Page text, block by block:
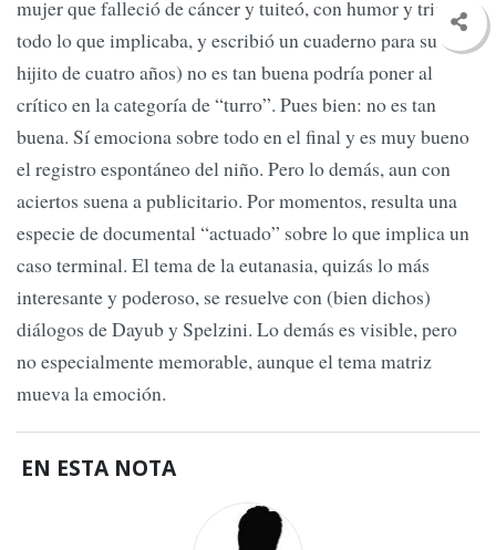
mujer que falleció de cáncer y tuiteó, con humor y tristeza,
todo lo que implicaba, y escribió un cuaderno para su
hijito de cuatro años) no es tan buena podría poner al
crítico en la categoría de “turro”. Pues bien: no es tan
buena. Sí emociona sobre todo en el final y es muy bueno
el registro espontáneo del niño. Pero lo demás, aun con
aciertos suena a publicitario. Por momentos, resulta una
especie de documental “actuado” sobre lo que implica un
caso terminal. El tema de la eutanasia, quizás lo más
interesante y poderoso, se resuelve con (bien dichos)
diálogos de Dayub y Spelzini. Lo demás es visible, pero
no especialmente memorable, aunque el tema matriz
mueva la emoción.
EN ESTA NOTA